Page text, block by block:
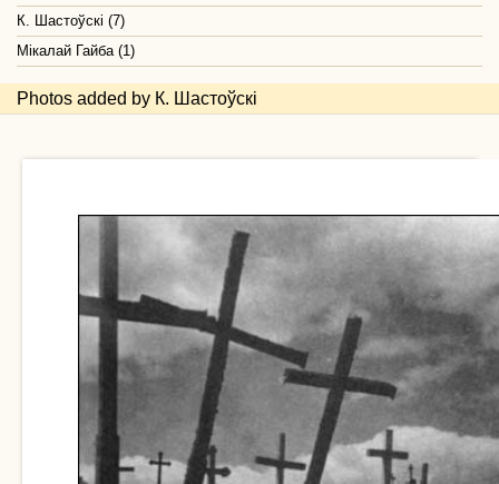
К. Шастоўскі (7)
Мікалай Гайба (1)
Photos added by К. Шастоўскі